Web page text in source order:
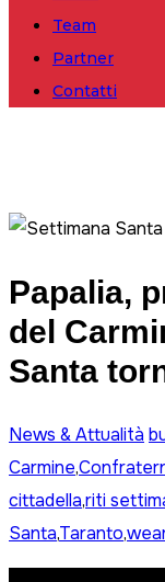
Team
Partner
Contatti
Papalia,
del
Santa
News & Attualità
Carmine,
cittadella,riti
Santa,Taranto,